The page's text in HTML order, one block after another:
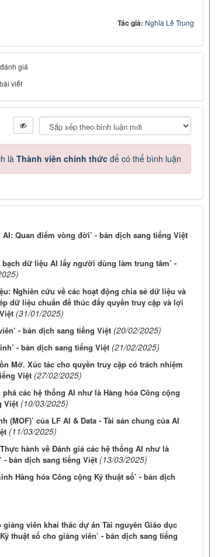
Tác giả: Nghĩa Lê Trung
giá
viết
là Thành viên chính thứcđể có thể bình luận
Quan điểm vòng đời’ - bản dịch sang tiếng Việt
dữ liệu AI lấy người dùng làm trung tâm’ -
Nghiên cứu về các hoạt động chia sẻ dữ liệu và
dữ liệu chuẩn để thúc đẩy quyền truy cập và lợi
(31/01/2025)
- bản dịch sang tiếng Việt (20/02/2025)
- bản dịch sang tiếng Việt (21/02/2025)
Mở. Xúc tác cho quyền truy cập có trách nhiệm
Việt (27/02/2025)
các hệ thống AI như là Hàng hóa Công cộng
Việt (10/03/2025)
(MOF)’ của LF AI & Data - Tài sản chung của AI
(11/03/2025)
hành về Đánh giá các hệ thống AI như là
- bản dịch sang tiếng Việt (13/03/2025)
Hàng hóa Công cộng Kỹ thuật số’ - bản dịch
giảng viên khai thác dự án Tài nguyên Giáo dục
thuật số cho giảng viên’ - bản dịch sang tiếng